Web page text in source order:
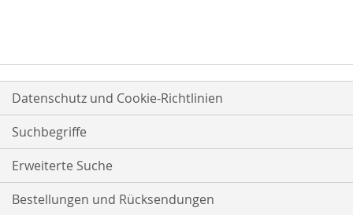
Datenschutz und Cookie-Richtlinien
Suchbegriffe
Erweiterte Suche
Bestellungen und Rücksendungen